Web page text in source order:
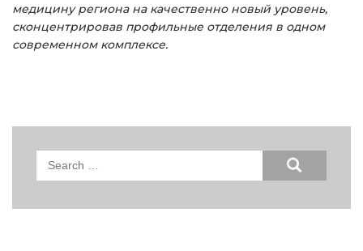
медицину региона на качественно новый уровень,
сконцентрировав профильные отделения в одном
современном комплексе.
Search